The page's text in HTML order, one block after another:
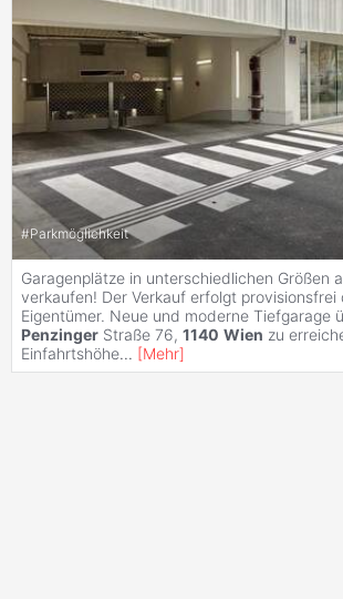
#Parkmöglichkeit
Garagenplätze in unterschiedlichen Größen
verkaufen! Der Verkauf erfolgt provisionsfrei
Eigentümer. Neue und moderne Tiefgarage
Penzinger Straße 76, 1140 Wien zu
Einfahrtshöhe... [Mehr]